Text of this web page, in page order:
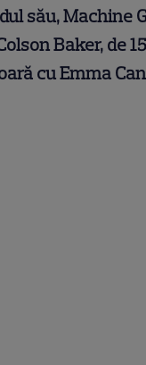
său, Machine
Baker, de
cu Emma